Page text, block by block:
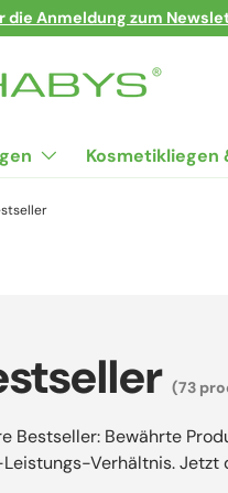
Inhalt
die Anmeldung zum
Kosmetikliegen
(73
Bestseller: Bewährte
Verhältnis. Jetzt